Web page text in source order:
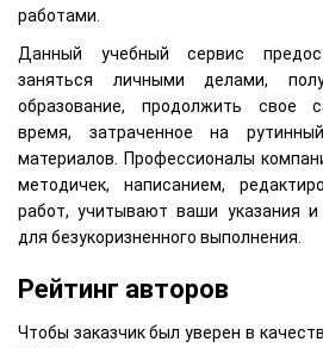
работами.
Данный учебный сервис
заняться личными делами,
образование, продолжить свое
время, затраченное на
материалов. Профессионалы
методичек, написанием,
работ, учитывают ваши указания
для безукоризненного выполнения.
Рейтинг авторов
Чтобы заказчик был уверен в